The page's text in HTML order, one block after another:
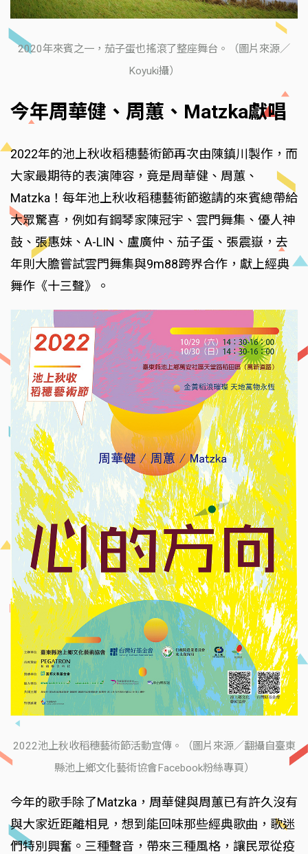
2020年來賓之一，茄子蛋也搖滾了整座舞台。（圖片來源／
Koyuki攝）
今年周華健、周蕙、Matzka獻唱
2022年的池上秋收稻穗藝術節再次由陳鎮川製作，而
大家最期待的表演陣容，竟是周華健、周蕙、
Matzka！每年池上秋收稻穗藝術節邀請的來賓總帶給
大眾驚喜，例如有鋼琴家陳冠宇、雲門舞集、優人神
鼓、張惠妹、A-LIN、盧廣仲、茄子蛋、張震嶽，去
年則大膽嘗試雲門舞集與9m88跨界合作，獻上經典
舞作《十三聲》。
2022池上秋收稻穗藝術節活動宣傳。（圖片來源／翻攝自臺東
縣池上鄉文化藝術協會Facebook粉絲專頁）
今年的歌手除了Matzka，周華健與周蕙已有許久沒有
與大家近距離相見，想到能回味那些經典歌曲，歌迷
們特別興奮。三種聲音，帶來三種風格，讓民眾從疫